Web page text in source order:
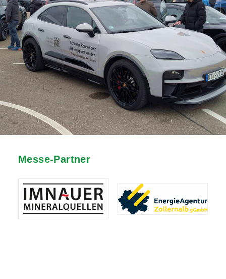
Messe-Partner